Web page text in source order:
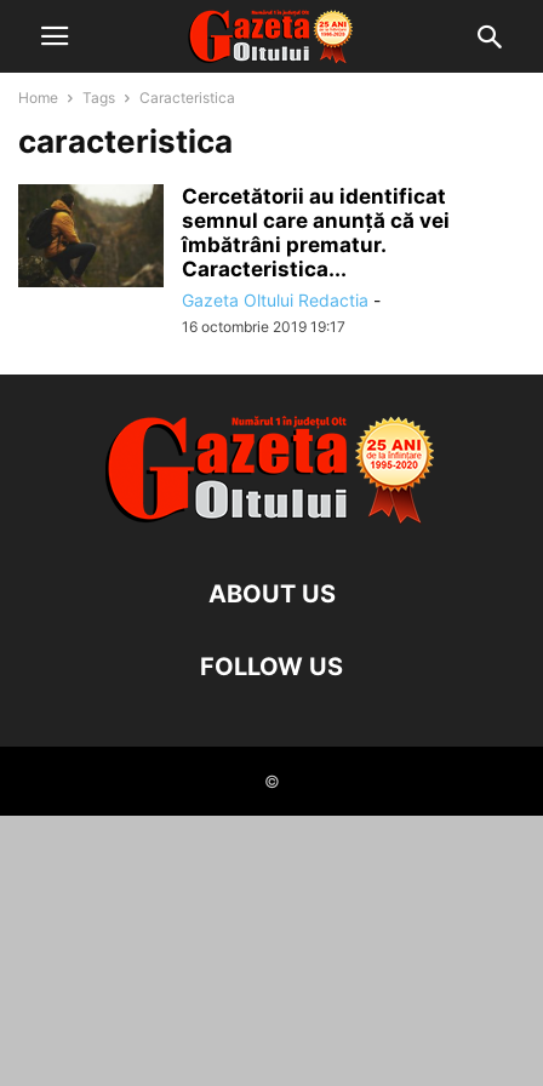
Home Tags Caracteristica
caracteristica
Cercetătorii au identificat
semnul care anunță că vei
îmbătrâni prematur.
Caracteristica...
Gazeta Oltului Redactia -
16 octombrie 2019 19:17
ABOUT US
FOLLOW US
©